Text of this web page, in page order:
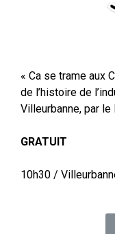
« Ca se trame aux
de l’histoire de
Villeurbanne, par le
GRATUIT
10h30 /